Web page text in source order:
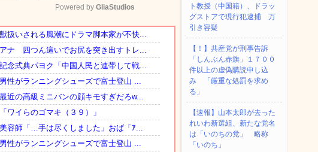
Mute
Powered by GliaStudios
ト教授（中国籍）、ドラッ
グストアで現行犯逮捕 万
引き容疑
【！】共産党が刑事告訴
「しんぶん赤旗」１７００
件以上の虚偽購読申し込
み 「厳重な処罰を求め
る」
【速報】山本太郎が去った
れいわ新選組、新たな党名
は「いのちの党」 略称
「いのち」